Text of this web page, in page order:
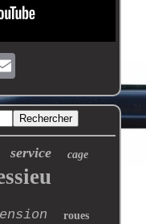
service cage
roues